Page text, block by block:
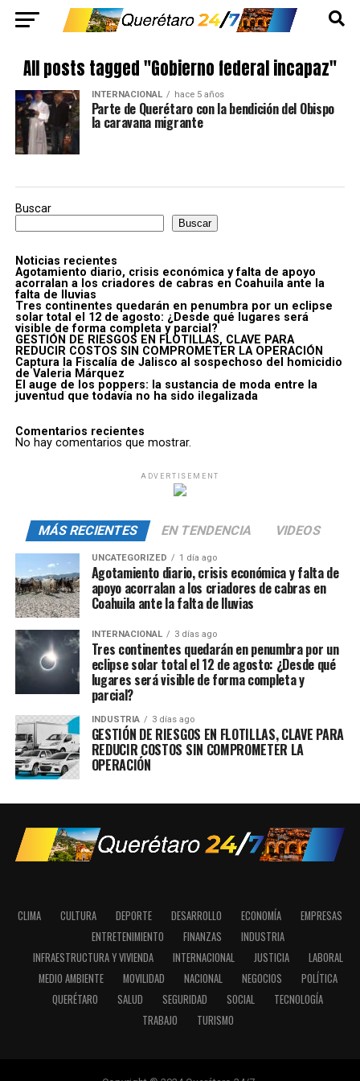
All posts tagged "Gobierno federal incapaz"
INTERNACIONAL hace 5 años
Parte de Querétaro con la bendición del Obispo
la caravana migrante
Buscar
Buscar
Noticias recientes
Agotamiento diario, crisis económica y falta de apoyo
acorralan a los criadores de cabras en Coahuila ante la
falta de lluvias
Tres continentes quedarán en penumbra por un eclipse
solar total el 12 de agosto: ¿Desde qué lugares será
visible de forma completa y parcial?
GESTIÓN DE RIESGOS EN FLOTILLAS, CLAVE PARA
REDUCIR COSTOS SIN COMPROMETER LA OPERACIÓN
Captura la Fiscalía de Jalisco al sospechoso del homicidio
de Valeria Márquez
El auge de los poppers: la sustancia de moda entre la
juventud que todavía no ha sido ilegalizada
Comentarios recientes
No hay comentarios que mostrar.
ADVERTISEMENT
MÁS RECIENTES EN TENDENCIA VIDEOS
UNCATEGORIZED 1 día ago
Agotamiento diario, crisis económica y falta de
apoyo acorralan a los criadores de cabras en
Coahuila ante la falta de lluvias
INTERNACIONAL 3 días ago
Tres continentes quedarán en penumbra por un
eclipse solar total el 12 de agosto: ¿Desde qué
lugares será visible de forma completa y
parcial?
INDUSTRIA 3 días ago
GESTIÓN DE RIESGOS EN FLOTILLAS, CLAVE PARA
REDUCIR COSTOS SIN COMPROMETER LA
OPERACIÓN
CLIMA CULTURA DEPORTE DESARROLLO ECONOMÍA
EMPRESAS
ENTRETENIMIENTO
FINANZAS
INDUSTRIA
INFRAESTRUCTURA Y VIVIENDA
INTERNACIONAL JUSTICIA
LABORAL
MEDIO AMBIENTE
MOVILIDAD NACIONAL NEGOCIOS
POLÍTICA
QUERÉTARO
SALUD SEGURIDAD SOCIAL
TECNOLOGÍA
TRABAJO
TURISMO